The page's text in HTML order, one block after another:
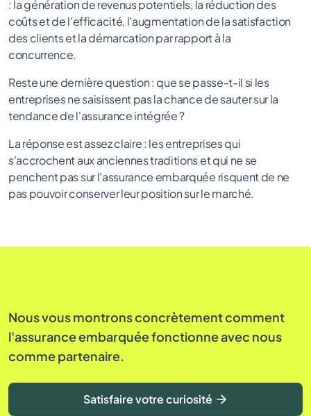
: la génération de revenus potentiels, la réduction des
coûts et de l'efficacité, l'augmentation de la satisfaction
des clients et la démarcation par rapport à la
concurrence.
Reste une dernière question : que se passe-t-il si les
entreprises ne saisissent pas la chance de sauter sur la
tendance de l'assurance intégrée ?
La réponse est assez claire : les entreprises qui
s'accrochent aux anciennes traditions et qui ne se
penchent pas sur l'assurance embarquée risquent de ne
pas pouvoir conserver leur position sur le marché.
Nous vous montrons concrètement comment
l'assurance embarquée fonctionne avec nous
comme partenaire.
Satisfaire votre curiosité